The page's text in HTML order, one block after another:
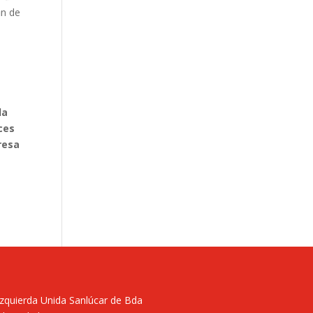
de
Unida Sanlúcar de Bda